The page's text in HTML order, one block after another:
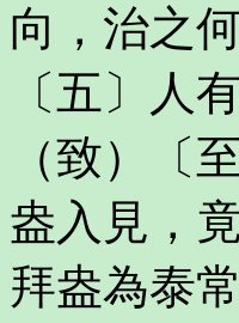
向，治之
〔五〕人
（致）〔
盎入見，
拜盎為泰